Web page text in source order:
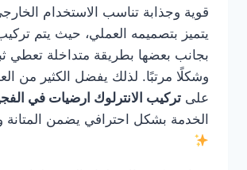
قوية وجذابة تناسب الاستخدام
يتميز بتصميمه العملي، حيث يتم
بجانب بعضها بطريقة متداخلة تعطي
وشكلًا مرتبًا. لذلك يفضل الكثير من
على تركيب الانترلوك ارضيات في
الخدمة بشكل احترافي يضمن المتانة